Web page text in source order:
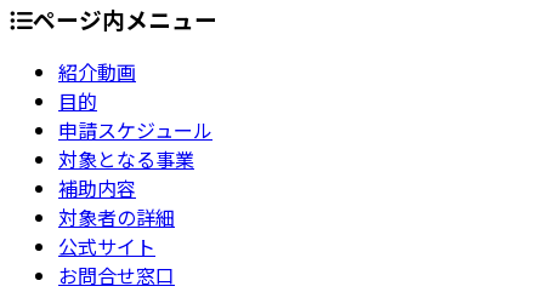
ページ内メニュー
紹介動画
目的
申請スケジュール
対象となる事業
補助内容
対象者の詳細
公式サイト
お問合せ窓口